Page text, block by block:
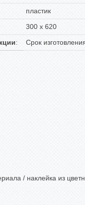
пластик
300 x 620
: Срок
/ наклейка из